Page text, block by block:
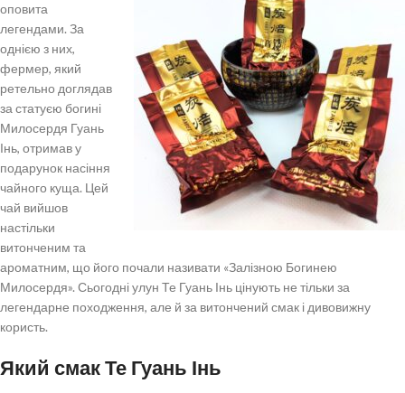
оповита
легендами. За
однією з них,
фермер, який
ретельно доглядав
за статуєю богині
Милосердя Гуань
Інь, отримав у
подарунок насіння
чайного куща. Цей
чай вийшов
настільки
витонченим та
ароматним, що його почали називати «Залізною Богинею
Милосердя». Сьогодні улун Те Гуань Інь цінують не тільки за
легендарне походження, але й за витончений смак і дивовижну
користь.
Який смак Те Гуань Інь